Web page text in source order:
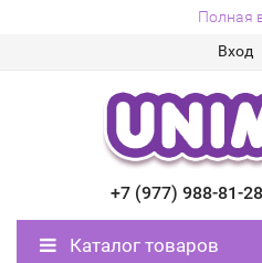
Полная
Вход
+7 (977) 988-81-28
Каталог товаров